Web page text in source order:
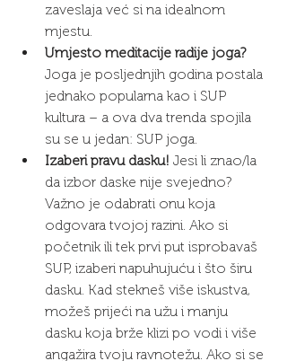
zaveslaja već si na idealnom
mjestu.
Umjesto meditacije radije joga?
Joga je posljednjih godina postala
jednako popularna kao i SUP
kultura – a ova dva trenda spojila
su se u jedan: SUP joga.
Izaberi pravu dasku! Jesi li znao/la
da izbor daske nije svejedno?
Važno je odabrati onu koja
odgovara tvojoj razini. Ako si
početnik ili tek prvi put isprobavaš
SUP, izaberi napuhujuću i što širu
dasku. Kad stekneš više iskustva,
možeš prijeći na užu i manju
dasku koja brže klizi po vodi i više
angažira tvoju ravnotežu. Ako si se